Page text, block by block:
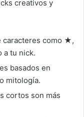
creativos y
caracteres como ★,
a tu nick.
basados en
mitología.
cortos son más